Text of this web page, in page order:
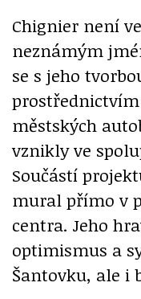
Chignier není
neznámým
se s jeho
městských
vznikly ve
Součástí
mural přímo v
centra. Jeho
optimismus a
Šantovku, ale i